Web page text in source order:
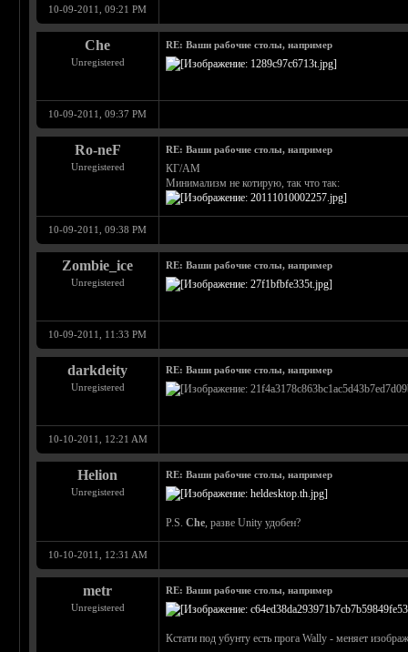
10-09-2011, 09:21 PM
Che
Unregistered
RE: Ваши рабочие столы, например
10-09-2011, 09:37 PM
Ro-neF
Unregistered
RE: Ваши рабочие столы, например
КГ/АМ
Минимализм не котирую, так что так:
10-09-2011, 09:38 PM
Zombie_ice
Unregistered
RE: Ваши рабочие столы, например
10-09-2011, 11:33 PM
darkdeity
Unregistered
RE: Ваши рабочие столы, например
10-10-2011, 12:21 AM
Helion
Unregistered
RE: Ваши рабочие столы, например
P.S.Che, разве Unity удобен?
10-10-2011, 12:31 AM
metr
Unregistered
RE: Ваши рабочие столы, например
Кстати под убунту есть прога Wally - меняет